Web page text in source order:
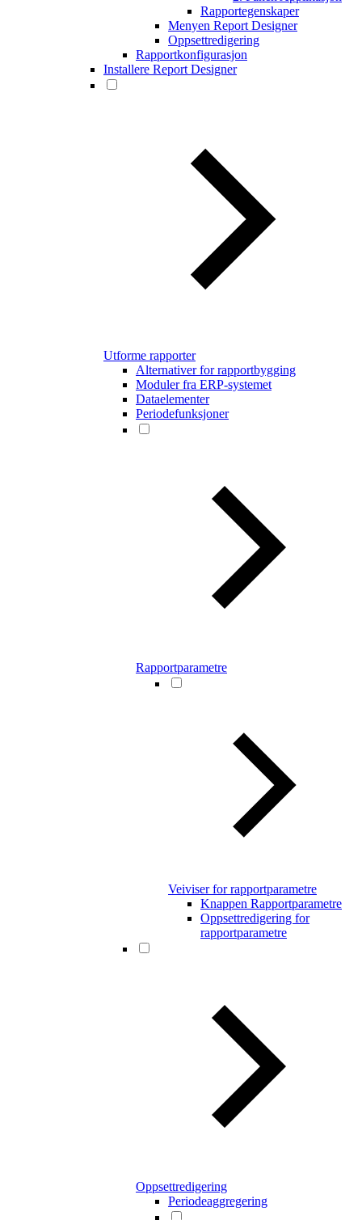
Rapportegenskaper
Menyen Report Designer
Oppsettredigering
Rapportkonfigurasjon
Installere Report Designer
Utforme rapporter
Alternativer for rapportbygging
Moduler fra ERP-systemet
Dataelementer
Periodefunksjoner
Rapportparametre
Veiviser for rapportparametre
Knappen Rapportparametre
Oppsettredigering for
rapportparametre
Oppsettredigering
Periodeaggregering